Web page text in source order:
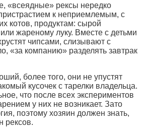
«всеядные» рексы нередко
к неприемлемым, с
котов, продуктам: сырой
жареному луку. Вместе с детьми
чипсами, слизывают с
«за компанию» разделять завтрак
более того, они не упустят
кусочек с тарелки владельца.
что после всех экспериментов
у них не возникает. Зато
поэтому хозяин должен знать,
рексов.